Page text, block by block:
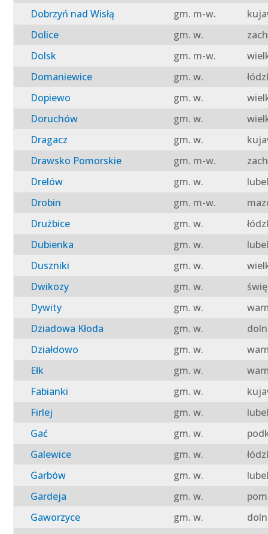
Dobrzyń nad Wisłą
gm. m-w.
Dolice
gm. w.
Dolsk
gm. m-w.
Domaniewice
gm. w.
Dopiewo
gm. w.
Doruchów
gm. w.
Dragacz
gm. w.
Drawsko Pomorskie
gm. m-w.
Drelów
gm. w.
Drobin
gm. m-w.
Drużbice
gm. w.
Dubienka
gm. w.
Duszniki
gm. w.
Dwikozy
gm. w.
Dywity
gm. w.
Dziadowa Kłoda
gm. w.
Działdowo
gm. w.
Ełk
gm. w.
Fabianki
gm. w.
Firlej
gm. w.
Gać
gm. w.
Galewice
gm. w.
Garbów
gm. w.
Gardeja
gm. w.
Gaworzyce
gm. w.